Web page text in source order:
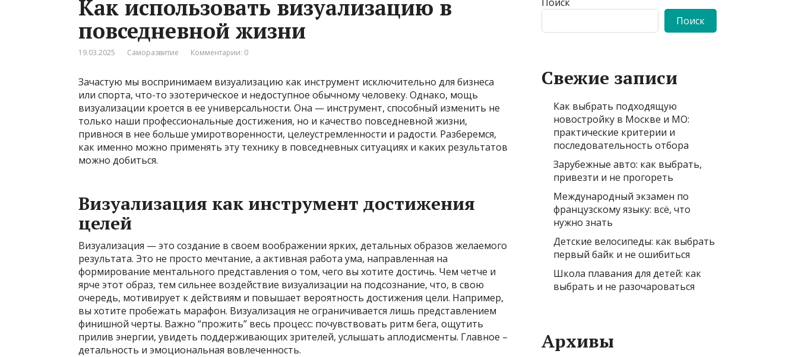
Как использовать визуализацию в
повседневной жизни
19.03.2025 Саморазвитие Комментарии: 0
Зачастую мы воспринимаем визуализацию как инструмент исключительно для бизнеса
или спорта, что-то эзотерическое и недоступное обычному человеку. Однако, мощь
визуализации кроется в ее универсальности. Она — инструмент, способный изменить не
только наши профессиональные достижения, но и качество повседневной жизни,
привнося в нее больше умиротворенности, целеустремленности и радости. Разберемся,
как именно можно применять эту технику в повседневных ситуациях и каких результатов
можно добиться.
Визуализация как инструмент достижения
целей
Визуализация — это создание в своем воображении ярких, детальных образов желаемого
результата. Это не просто мечтание, а активная работа ума, направленная на
формирование ментального представления о том, чего вы хотите достичь. Чем четче и
ярче этот образ, тем сильнее воздействие визуализации на подсознание, что, в свою
очередь, мотивирует к действиям и повышает вероятность достижения цели. Например,
вы хотите пробежать марафон. Визуализация не ограничивается лишь представлением
финишной черты. Важно “прожить” весь процесс: почувствовать ритм бега, ощутить
прилив энергии, увидеть поддерживающих зрителей, услышать аплодисменты. Главное –
детальность и эмоциональная вовлеченность.
Поиск
Свежие записи
Как выбрать подходящую
новостройку в Москве и МО:
практические критерии и
последовательность отбора
Зарубежные авто: как выбрать,
привезти и не прогореть
Международный экзамен по
французскому языку: всё, что
нужно знать
Детские велосипеды: как выбрать
первый байк и не ошибиться
Школа плавания для детей: как
выбрать и не разочароваться
Архивы